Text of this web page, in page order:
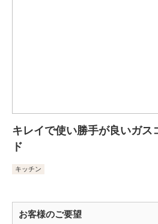
キレイで使い勝手が良いガス
ド
キッチン
お客様のご要望